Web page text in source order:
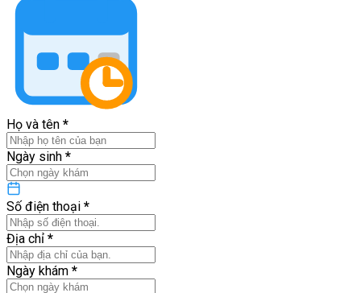
Họ và tên *
Ngày sinh *
Số điện thoại *
Địa chỉ *
Ngày khám *